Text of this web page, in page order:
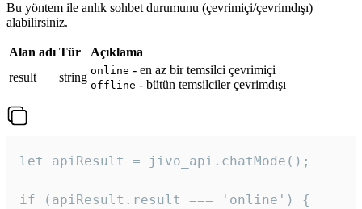
Bu yöntem ile anlık sohbet durumunu (çevrimiçi/çevrimdışı)
alabilirsiniz.
Alan adı Tür
Açıklama
result
string online - en az bir temsilci çevrimiçi
offline - bütün temsilciler çevrimdışı
let apiResult = jivo_api.chatMode();
if (apiResult.result === 'online') {